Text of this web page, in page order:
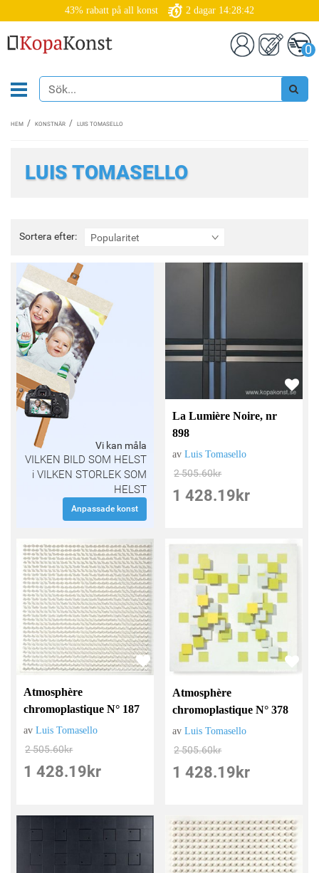
43% rabatt på all konst 2 dagar 14:28:42
0
HEM KONSTNÄR LUIS TOMASELLO
LUIS TOMASELLO
Sortera efter: Popularitet
Sortera
efter:
Vi kan måla
VILKEN BILD SOM HELST
i VILKEN STORLEK SOM
HELST
Anpassade konst
La Lumière Noire, nr
898
avLuis Tomasello
2 505.60kr
1 428.19 kr
Atmosphère
chromoplastique N° 187
avLuis Tomasello
2 505.60kr
1 428.19 kr
Atmosphère
chromoplastique N° 378
avLuis Tomasello
2 505.60kr
1 428.19 kr